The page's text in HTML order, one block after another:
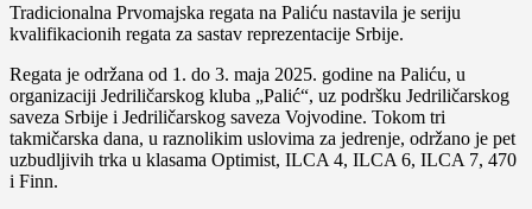
Tradicionalna Prvomajska regata na Paliću nastavila je seriju
kvalifikacionih regata za sastav reprezentacije Srbije.
Regata je održana od 1. do 3. maja 2025. godine na Paliću, u
organizaciji Jedriličarskog kluba „Palić“, uz podršku Jedriličarskog
saveza Srbije i Jedriličarskog saveza Vojvodine. Tokom tri
takmičarska dana, u raznolikim uslovima za jedrenje, održano je pet
uzbudljivih trka u klasama Optimist, ILCA 4, ILCA 6, ILCA 7, 470
i Finn.